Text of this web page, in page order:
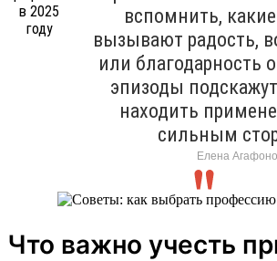
вспомнить,
вызывают радость,
или благодарность
эпизоды
находить
сильным
Елена
Что важно учесть